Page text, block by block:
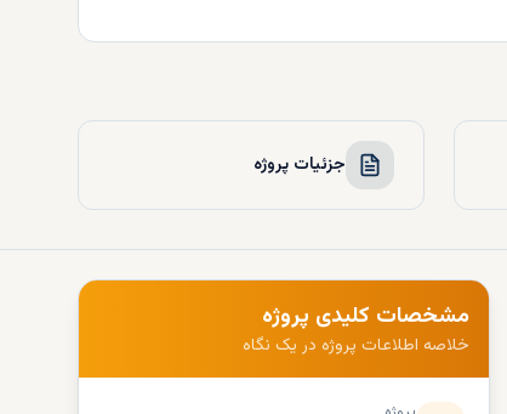
جزئیات پروژه
مشخصات کلیدی پروژه
خلاصه اطلاعات پروژه در یک نگاه